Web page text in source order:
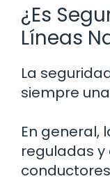
¿Es
Líneas
La
siempre
En general,
reguladas